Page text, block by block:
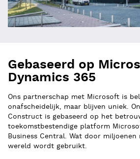
Gebaseerd op
Dynamics 365
Ons partnerschap met Microsoft is
onafscheidelijk, maar blijven uniek.
Construct is gebaseerd op het
toekomstbestendige platform
Business Central. Wat door miljoenen
wereld wordt gebruikt.